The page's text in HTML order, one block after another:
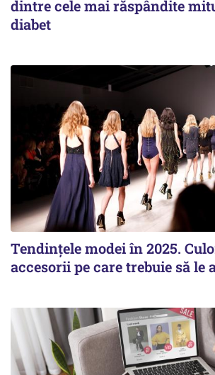
dintre cele mai răspândite
diabet
Tendințele modei în 2025.
accesorii pe care trebuie să le